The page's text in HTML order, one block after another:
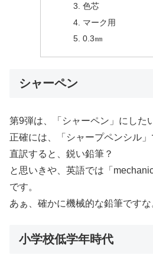
色芯
マーク用
0.3㎜
シャーペン
第9弾は、「シャーペン」にした
正確には、「シャープペンシル」
直訳すると、鋭い鉛筆？
と思いきや、英語では「
です。
あぁ、確かに機械的な鉛筆ですな
小学校低学年時代